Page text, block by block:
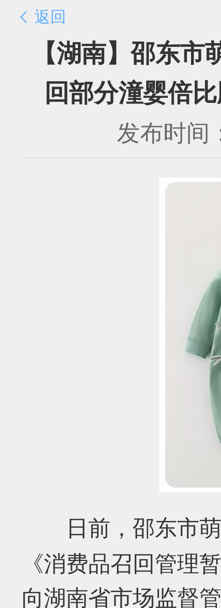
返回
【湖南】邵东
回部分潼婴倍
发布时
日前，邵东市
《消费品召回管理
向湖南省市场监督